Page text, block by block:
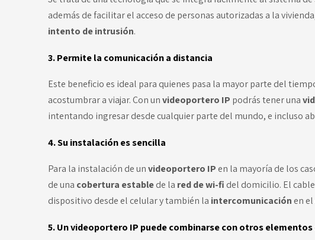
además de facilitar el acceso de personas autorizadas a la
intento de intrusión.
3. Permite la comunicación a distancia
Este beneficio es ideal para quienes pasa la mayor parte del
acostumbrar a viajar. Con unvideoportero IP podrás tener una
intentando ingresar desde cualquier parte del mundo, e incluso
4. Su instalación es sencilla
Para la instalación de unvideoportero IP en la mayoría de los
de una cobertura establede la red de wi-fi del domicilio. El
dispositivo desde el celular y también la intercomunicación en
5. Un videoportero IP puede combinarse con otros